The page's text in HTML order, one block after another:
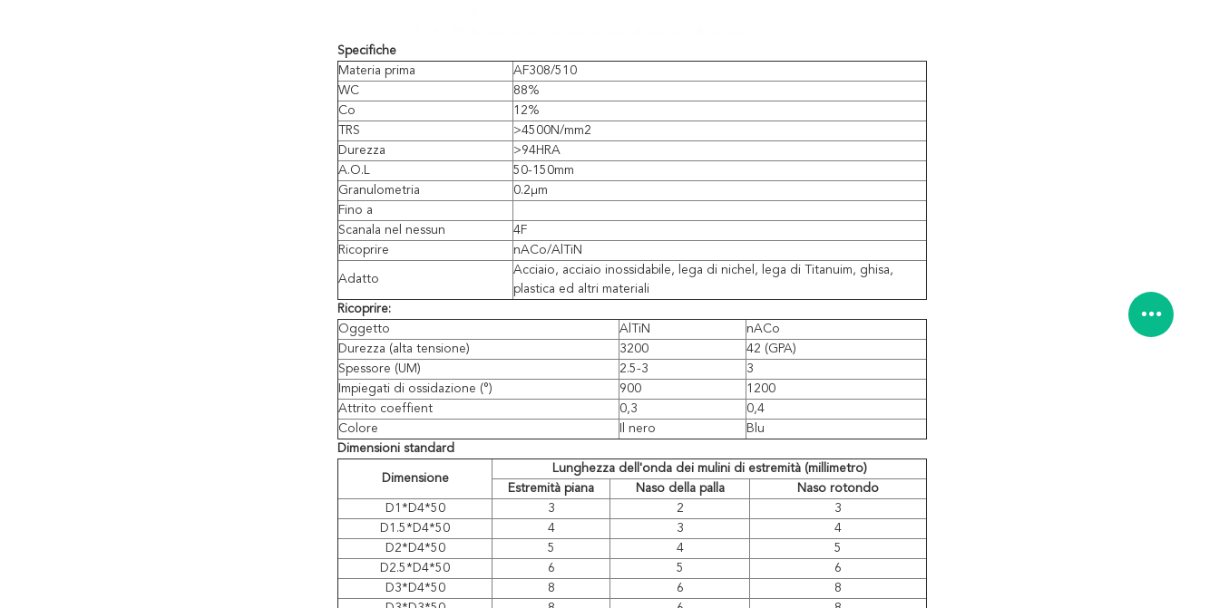
Specifiche
Materia prima
AF308/510
WC
88%
Co
12%
TRS
>4500N/mm2
Durezza
>94HRA
A.O.L
50-150mm
Granulometria
0.2μm
Fino a
Scanala nel nessun
4F
Ricoprire
nACo/AlTiN
Adatto
Acciaio, acciaio inossidabile, lega di nichel, lega di Titanuim, ghisa,
plastica ed altri materiali
Ricoprire:
Oggetto
AlTiN
nACo
Durezza (alta tensione)
3200
42 (GPA)
Spessore (UM)
2.5-3
3
Impiegati di ossidazione (°)
900
1200
Attrito coeffient
0,3
0,4
Colore
Il nero
Blu
Dimensioni standard
Dimensione
Lunghezza dell'onda dei mulini di estremità (millimetro)
Estremità piana
Naso della palla
Naso rotondo
D1*D4*50
3 2
3
D1.5*D4*50
4 3
4
D2*D4*50
5 4
5
D2.5*D4*50
6 5
6
D3*D4*50
8 6
8